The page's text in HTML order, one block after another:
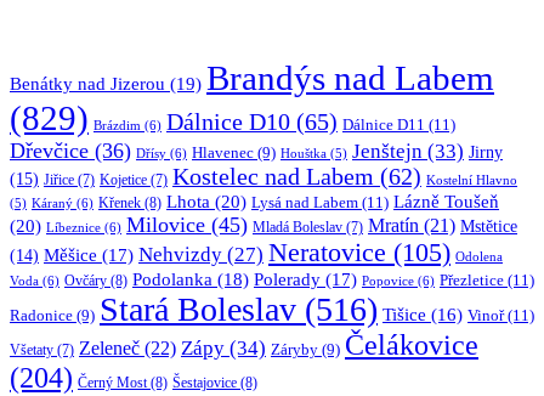
Benátky nad Jizerou (19) Brandýs nad Labem
(829) Brázdim (6) Dálnice D10 (65) Dálnice D11 (11)
Dřevčice (36) Dřísy (6) Hlavenec (9) Houštka (5) Jenštejn (33) Jirny
(15) Jiřice (7) Kojetice (7) Kostelec nad Labem (62) Kostelní Hlavno
(5) Káraný (6) Křenek (8) Lhota (20) Lysá nad Labem (11) Lázně Toušeň
(20) Líbeznice (6) Milovice (45) Mladá Boleslav (7) Mratín (21) Mstětice
(14) Měšice (17) Nehvizdy (27) Neratovice (105) Odolena
Voda (6) Ovčáry (8) Podolanka (18) Polerady (17) Popovice (6) Přezletice (11)
Radonice (9) Stará Boleslav (516) Tišice (16) Vinoř(11)
Všetaty (7) Zeleneč (22) Zápy (34) Záryby (9) Čelákovice
(204) Černý Most(8) Šestajovice (8)